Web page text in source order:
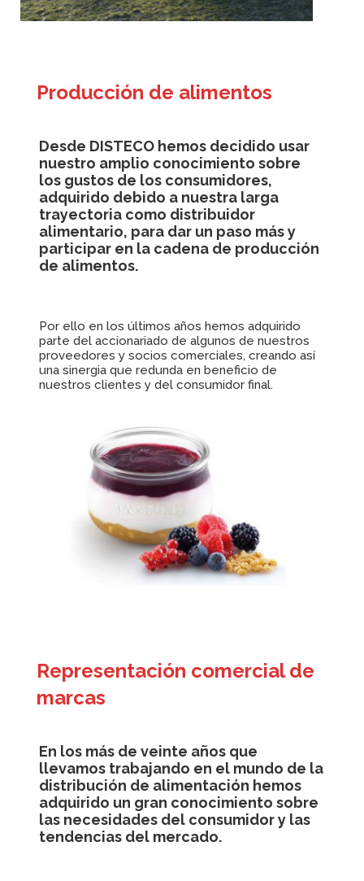
Producción de alimentos
Desde DISTECO hemos decidido usar
nuestro amplio conocimiento sobre
los gustos de los consumidores,
adquirido debido a nuestra larga
trayectoria como distribuidor
alimentario, para dar un paso más y
participar en la cadena de producción
de alimentos.
Por ello en los últimos años hemos adquirido
parte del accionariado de algunos de nuestros
proveedores y socios comerciales, creando así
una sinergia que redunda en beneficio de
nuestros clientes y del consumidor final.
Representación comercial de
marcas
En los más de veinte años que
llevamos trabajando en el mundo de la
distribución de alimentación hemos
adquirido un gran conocimiento sobre
las necesidades del consumidor y las
tendencias del mercado.